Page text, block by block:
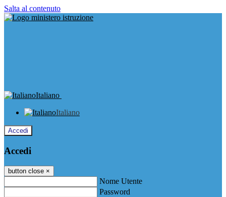
Salta al contenuto
Italiano
Italiano
Accedi
Accedi
button close ×
Nome Utente
Password